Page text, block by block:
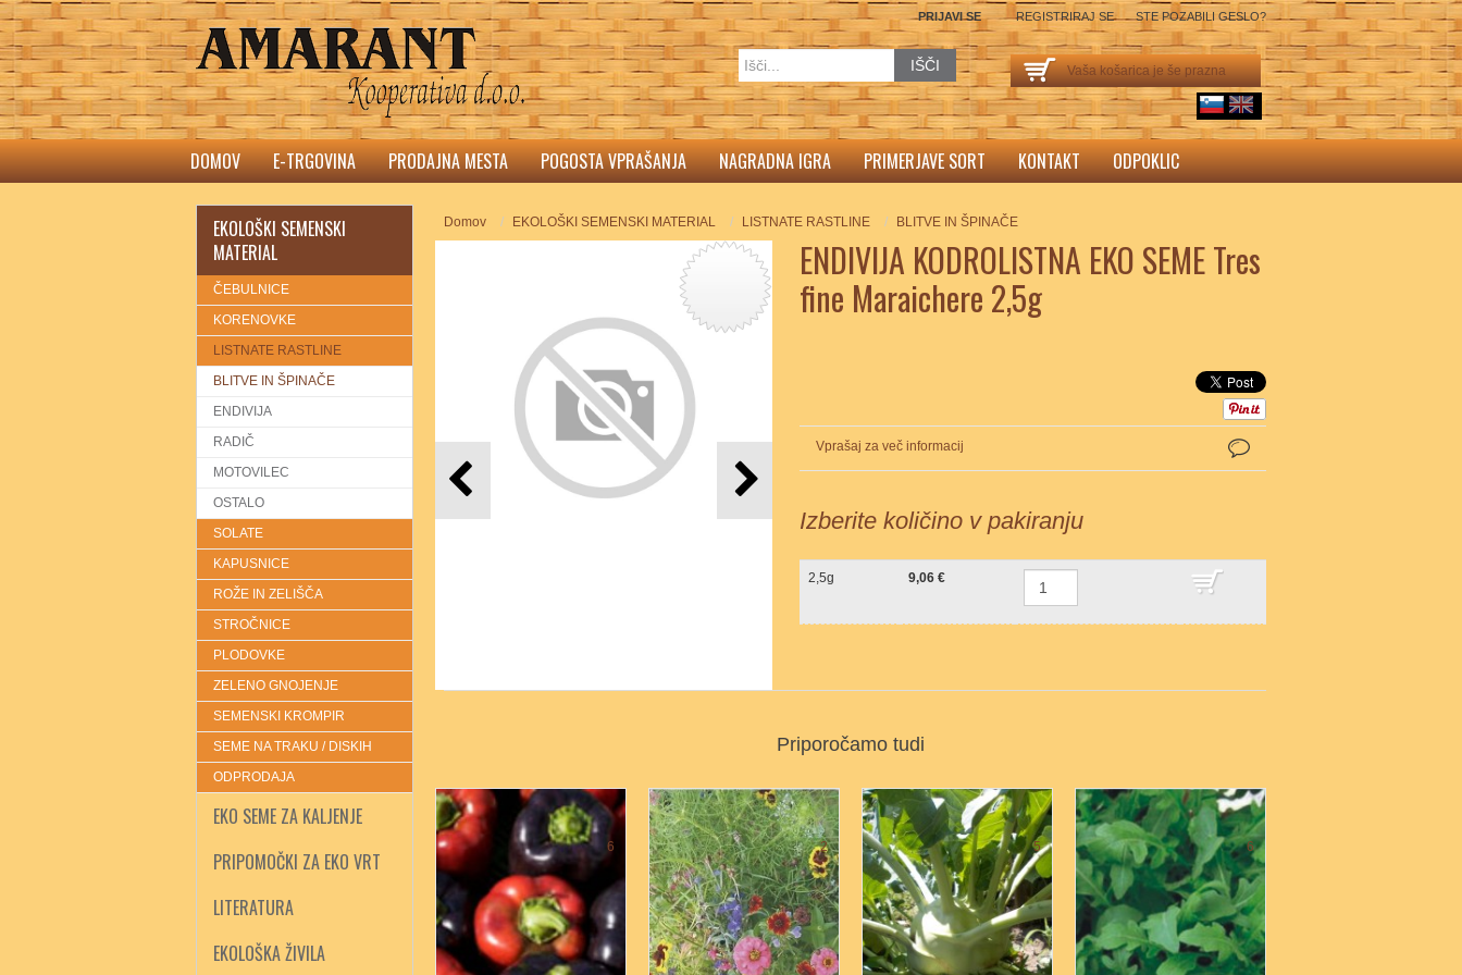
sl English
PRIJAVI SE REGISTRIRAJ SE STE POZABILI GESLO?
Vaša košarica je še prazna
IŠČI
DOMOV E-TRGOVINA PRODAJNA MESTA POGOSTA VPRAŠANJA NAGRADNA IGRA PRIMERJAVE SORT KONTAKT ODPOKLIC
EKOLOŠKI SEMENSKI
MATERIAL
ČEBULNICE
KORENOVKE
LISTNATE RASTLINE
BLITVE IN ŠPINAČE
ENDIVIJA
RADIČ
MOTOVILEC
OSTALO
SOLATE
KAPUSNICE
ROŽE IN ZELIŠČA
STROČNICE
PLODOVKE
ZELENO GNOJENJE
SEMENSKI KROMPIR
SEME NA TRAKU / DISKIH
ODPRODAJA
EKO SEME ZA KALJENJE
PRIPOMOČKI ZA EKO VRT
LITERATURA
EKOLOŠKA ŽIVILA
Domov EKOLOŠKI SEMENSKI MATERIAL LISTNATE RASTLINE BLITVE IN ŠPINAČE
ENDIVIJA KODROLISTNA EKO SEME Tres
fine Maraichere 2,5g
Vprašaj za več informacij
Izberite količino v pakiranju
2,5g 9,06 € DODAJ V KOŠARICO
Priporočamo tudi
6 2 5 6